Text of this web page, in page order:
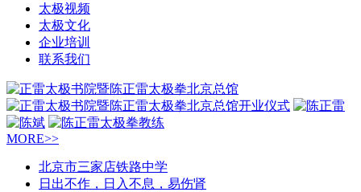
太极视频
太极文化
企业培训
联系我们
MORE>>
北京市三家店铁路中学
日出不作，日入不息，易伤肾